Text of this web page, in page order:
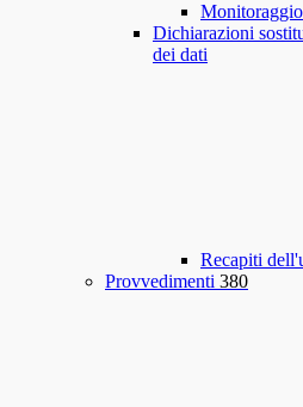
Dichiarazioni
dei dati
Recapiti
Provvedimenti 380